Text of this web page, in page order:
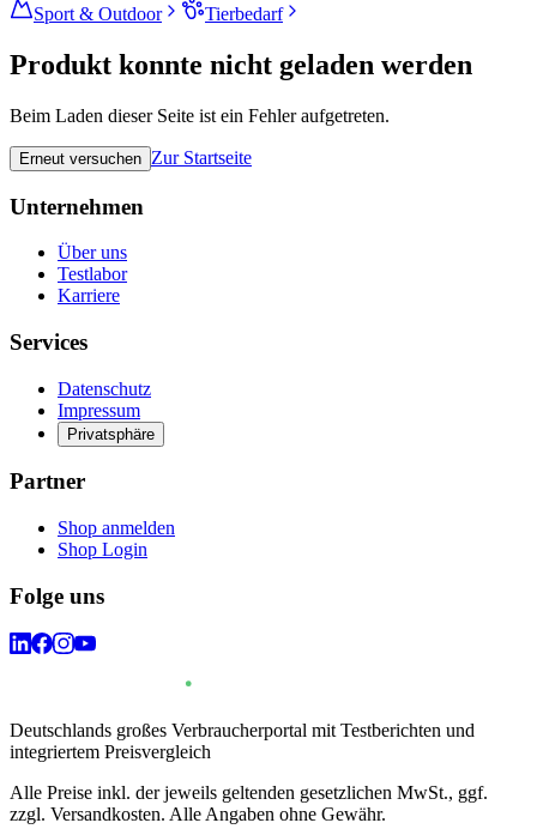
Sport & Outdoor
Tierbedarf
Produkt konnte nicht geladen werden
Beim Laden dieser Seite ist ein Fehler aufgetreten.
Erneut versuchen Zur Startseite
Unternehmen
Über uns
Testlabor
Karriere
Services
Datenschutz
Impressum
Privatsphäre
Partner
Shop anmelden
Shop Login
Folge uns
Deutschlands großes Verbraucherportal mit Testberichten und
integriertem Preisvergleich
Alle Preise inkl. der jeweils geltenden gesetzlichen MwSt., ggf.
zzgl. Versandkosten. Alle Angaben ohne Gewähr.